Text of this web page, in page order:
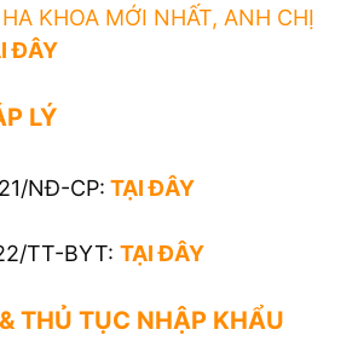
KHOA MỚI NHẤT, ANH CHỊ
ĐÂY
LÝ
NĐ-CP: TẠI ĐÂY
TT-BYT: TẠI ĐÂY
THỦ TỤC NHẬP KHẨU